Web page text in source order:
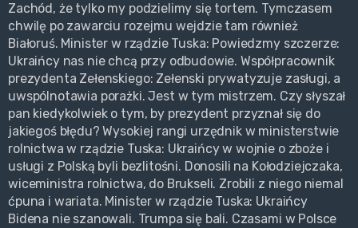
Zachód, że tylko my podzielimy się tortem. Tymczasem
chwilę po zawarciu rozejmu wejdzie tam również
Białoruś. Minister w rządzie Tuska: Powiedzmy szczerze:
Ukraińcy nas nie chcą przy odbudowie. Współpracownik
prezydenta Zełenskiego: Zełenski prywatyzuje zasługi, a
uwspólnotawia porażki. Jest w tym mistrzem. Czy słyszał
pan kiedykolwiek o tym, by prezydent przyznał się do
jakiegoś błędu? Wysokiej rangi urzędnik w ministerstwie
rolnictwa w rządzie Tuska: Ukraińcy w wojnie o zboże i
usługi z Polską byli bezlitośni. Donosili na Kołodziejczaka,
wiceministra rolnictwa, do Brukseli. Zrobili z niego niemal
ćpuna i wariata. Minister w rządzie Tuska: Ukraińcy
Bidena nie szanowali. Trumpa się bali. Czasami w Polsce